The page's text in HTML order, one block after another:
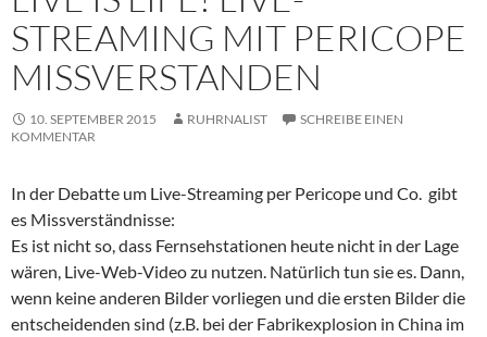
STREAMING MIT PERICOPE
MISSVERSTANDEN
10. SEPTEMBER 2015 RUHRNALIST
SCHREIBE EINEN
KOMMENTAR
In der Debatte um Live-Streaming per Pericope und Co. gibt
es Missverständnisse:
Es ist nicht so, dass Fernsehstationen heute nicht in der Lage
wären, Live-Web-Video zu nutzen. Natürlich tun sie es. Dann,
wenn keine anderen Bilder vorliegen und die ersten Bilder die
entscheidenden sind (z.B. bei der Fabrikexplosion in China im